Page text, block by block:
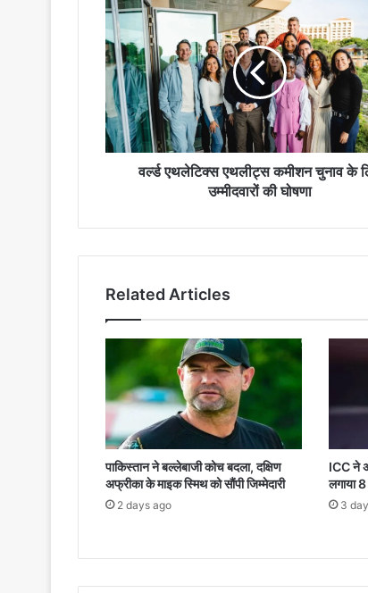
एथलेटिक्स
एथलीट्स
कमीशन
चुनाव
के
लिए
उम्मीदवारों
की
वर्ल्ड एथलेटिक्स एथलीट्स कमीशन चुनाव के
उम्मीदवारों की घोषणा
Related Articles
पाकिस्तान ने बल्लेबाजी कोच बदला, दक्षिण
अफ्रीका के माइक स्मिथ को सौंपी जिम्मेदारी
2 days ago
ICC ने
लगाया
3